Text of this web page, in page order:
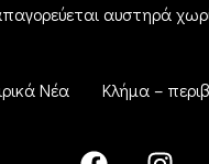
αυστηρά
Νέα Κλήμα –